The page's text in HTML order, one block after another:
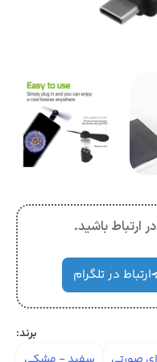
ارتباط باشید.
ارتباط در تلگرام
برند: